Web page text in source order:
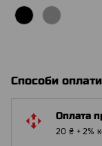
Способи оплати
Оплата
20 ₴ + 2%